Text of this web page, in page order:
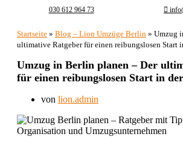
030 612 964 73
Startseite » Blog – Lion Umzüge Berlin » Umzug
ultimative Ratgeber für einen reibungslosen Start
Umzug in Berlin planen – Der
für einen reibungslosen Start in
von lion.admin